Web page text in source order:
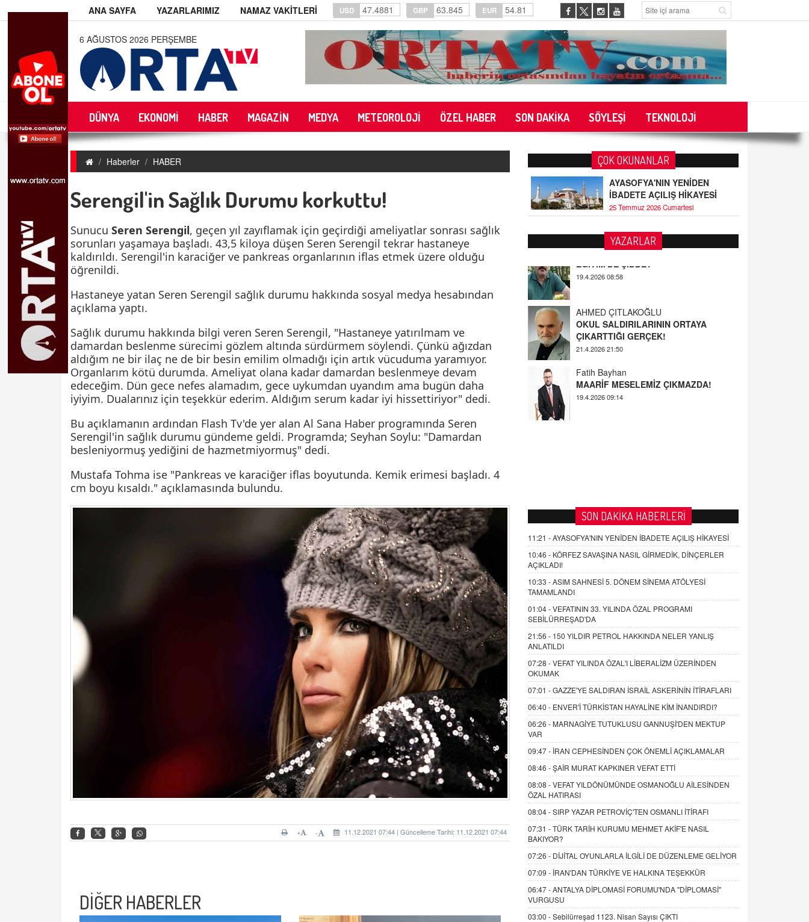
ANA SAYFA YAZARLARIMIZ NAMAZ VAKİTLERİ USD 47.4881 GBP 63.845 EUR 54.81
6 AĞUSTOS 2026 PERŞEMBE
DÜNYA EKONOMİ HABER MAGAZİN MEDYA METEOROLOJİ ÖZEL HABER SON DAKİKA SÖYLEŞİ TEKNOLOJİ
Haberler HABER
Serengil'in Sağlık Durumu korkuttu!
Sunucu Seren Serengil, geçen yıl zayıflamak için geçirdiği ameliyatlar sonrası sağlık
sorunları yaşamaya başladı. 43,5 kiloya düşen Seren Serengil tekrar hastaneye
kaldırıldı. Serengil'in karaciğer ve pankreas organlarının iflas etmek üzere olduğu
öğrenildi.
Hastaneye yatan Seren Serengil sağlık durumu hakkında sosyal medya hesabından
açıklama yaptı.
Sağlık durumu hakkında bilgi veren Seren Serengil, "Hastaneye yatırılmam ve
damardan beslenme sürecimi gözlem altında sürdürmem söylendi. Çünkü ağızdan
aldığım ne bir ilaç ne de bir besin emilim olmadığı için artık vücuduma yaramıyor.
Organlarım kötü durumda. Ameliyat olana kadar damardan beslenmeye devam
edeceğim. Dün gece nefes alamadım, gece uykumdan uyandım ama bugün daha
iyiyim. Dualarınız için teşekkür ederim. Aldığım serum kadar iyi hissettiriyor" dedi.
Bu açıklamanın ardından Flash Tv'de yer alan Al Sana Haber programında Seren
Serengil'in sağlık durumu gündeme geldi. Programda; Seyhan Soylu: "Damardan
besleniyormuş yediğini de hazmetmiyormuş" dedi.
Mustafa Tohma ise "Pankreas ve karaciğer iflas boyutunda. Kemik erimesi başladı. 4
cm boyu kısaldı." açıklamasında bulundu.
11.12.2021 07:44 | Güncelleme Tarihi: 11.12.2021 07:44
-
+
DİĞER HABERLER
ÇOK OKUNANLAR
AYASOFYA'NIN YENİDEN
İBADETE AÇILIŞ HİKAYESİ
25 Temmuz 2026 Cumartesi
YAZARLAR
AHMED ÇITLAKOĞLU
21.4.2026 21:50
Fatih Bayhan
MAARİF MESELEMİZ ÇIKMAZDA!
YUSUF YAVUZYILMAZ
SON DAKİKA HABERLERİ
11:21 -AYASOFYA'NIN YENİDEN İBADETE AÇILIŞ HİKAYESİ
10:46 - KÖRFEZ SAVAŞINA NASIL GİRMEDİK, DİNÇERLER
AÇIKLADI!
10:33 -ASIM SAHNESİ 5. DÖNEM SİNEMA ATÖLYESİ
TAMAMLANDI
01:04 -VEFATININ 33. YILINDA ÖZAL PROGRAMI
SEBİLÜRREŞAD'DA
21:56 - 150 YILDIR PETROL HAKKINDA NELER YANLIŞ
ANLATILDI
07:28 -VEFAT YILINDA ÖZAL'I LİBERALİZM ÜZERİNDEN
OKUMAK
07:01 -GAZZE'YE SALDIRAN İSRAİL ASKERİNİN İTİRAFLARI
06:40 - ENVER'İ TÜRKİSTAN HAYALİNE KİM İNANDIRDI?
06:26 - MARNAGİYE TUTUKLUSU GANNUŞİ'DEN MEKTUP
VAR
09:47 - İRAN CEPHESİNDEN ÇOK ÖNEMLİ AÇIKLAMALAR
08:46 -ŞAİR MURAT KAPKINER VEFAT ETTİ
08:08 -VEFAT YILDÖNÜMÜNDE OSMANOĞLU AİLESİNDEN
ÖZAL HATIRASI
08:04 -SIRP YAZAR PETROVİÇ'TEN OSMANLI İTİRAFI
07:31 -TÜRK TARİH KURUMU MEHMET AKİF'E NASIL
BAKIYOR?
07:26 - DİJİTAL OYUNLARLA İLGİLİ DE DÜZENLEME GELİYOR
07:09 - İRAN'DAN TÜRKİYE VE HALKINA TEŞEKKÜR
06:47 -ANTALYA DİPLOMASİ FORUMU'NDA "DİPLOMASİ"
VURGUSU
03:00 -Sebilürreşad 1123. Nisan Sayısı ÇIKTI